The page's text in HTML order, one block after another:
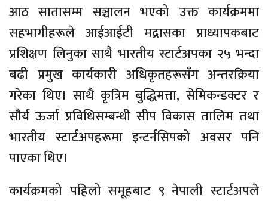
आठ सातासम्म सञ्चालन भएको उक्त कार्यक्रममा
सहभागीहरूले आईआईटी मद्रासका प्राध्यापकबाट
प्रशिक्षण लिनुका साथै भारतीय स्टार्टअपका २५ भन्दा
बढी प्रमुख कार्यकारी अधिकृतहरूसँग अन्तरक्रिया
गरेका थिए। साथै कृत्रिम बुद्धिमत्ता, सेमिकन्डक्टर र
सौर्य ऊर्जा प्रविधिसम्बन्धी सीप विकास तालिम तथा
भारतीय स्टार्टअपहरूमा इन्टर्नसिपको अवसर पनि
पाएका थिए।
कार्यक्रमको पहिलो समूहबाट ९ नेपाली स्टार्टअपले